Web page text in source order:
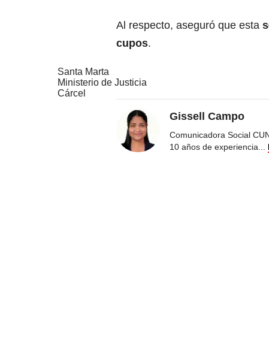
Al respecto, aseguró que esta
cupos.
Santa Marta
Ministerio de Justicia
Cárcel
Gissell Campo
Comunicadora Social
10 años de experiencia...